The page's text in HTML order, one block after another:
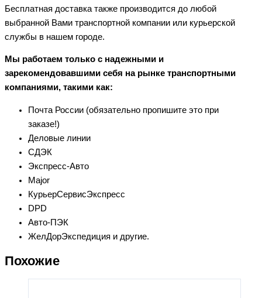
Бесплатная доставка также производится до любой
выбранной Вами транспортной компании или курьерской
службы в нашем городе.
Мы работаем только с надежными и
зарекомендовавшими себя на рынке транспортными
компаниями, такими как:
Почта России (обязательно пропишите это при
заказе!)
Деловые линии
СДЭК
Экспресс-Авто
Major
КурьерСервисЭкспресс
DPD
Авто-ПЭК
ЖелДорЭкспедиция и другие.
Похожие